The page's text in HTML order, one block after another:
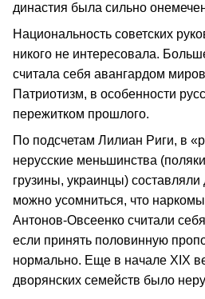
династия была сильно
Национальность советских
никого не интересовала.
считала себя авангардом
Патриотизм, в особенности
пережитком прошлого.
По подсчетам Лилиан Риги, в
нерусские меньшинства
грузины, украинцы)
можно усомниться, что
Антонов-Овсеенко считали
если принять половинную
нормально. Еще в начале XIX
дворянских семейств было